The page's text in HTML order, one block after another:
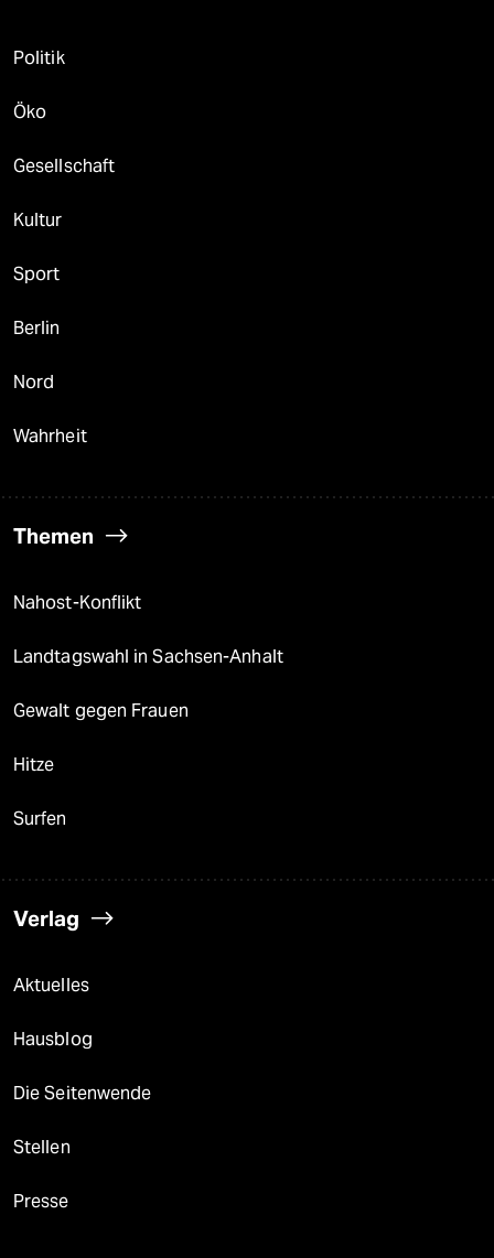
Politik
Öko
Gesellschaft
Kultur
Sport
Berlin
Nord
Wahrheit
Themen
Nahost-Konflikt
Landtagswahl in Sachsen-Anhalt
Gewalt gegen Frauen
Hitze
Surfen
Verlag
Aktuelles
Hausblog
Die Seitenwende
Stellen
Presse